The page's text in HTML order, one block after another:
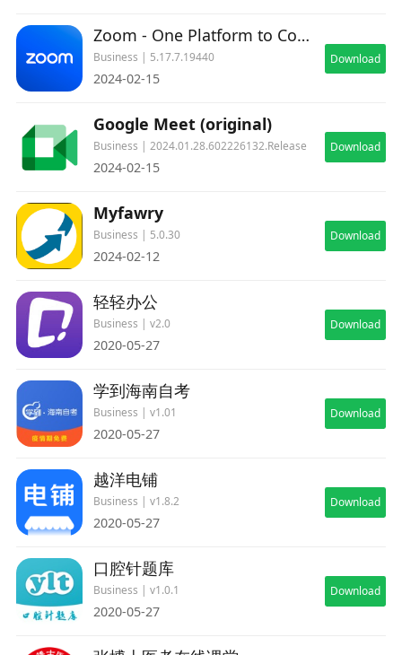
Zoom - One Platform to Connect
Business | 5.17.7.19440
2024-02-15
Download
Google Meet (original)
Business | 2024.01.28.602226132.Release
2024-02-15
Download
Myfawry
Business | 5.0.30
2024-02-12
Download
轻轻办公
Business | v2.0
2020-05-27
Download
学到海南自考
Business | v1.01
2020-05-27
Download
越洋电铺
Business | v1.8.2
2020-05-27
Download
口腔针题库
Business | v1.0.1
2020-05-27
Download